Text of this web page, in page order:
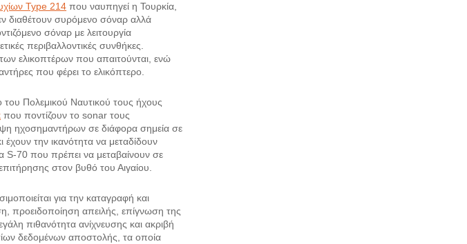
Type 214 που ναυπηγεί η Τουρκία,
διαθέτουν συρόμενο σόναρ αλλά
σόναρ με λειτουργία
περιβαλλοντικές συνθήκες.
ελικοπτέρων που απαιτούνται, ενώ
που φέρει το ελικόπτερο.
του Πολεμικού Ναυτικού τους ήχους
που ποντίζουν το sonar τους
ηχοσημαντήρων σε διάφορα σημεία σε
την ικανότητα να μεταδίδουν
S-70 που πρέπει να μεταβαίνουν σε
στον βυθό του Αιγαίου.
για την καταγραφή και
προειδοποίηση απειλής, επίγνωση της
πιθανότητα ανίχνευσης και ακριβή
δεδομένων αποστολής, τα οποία